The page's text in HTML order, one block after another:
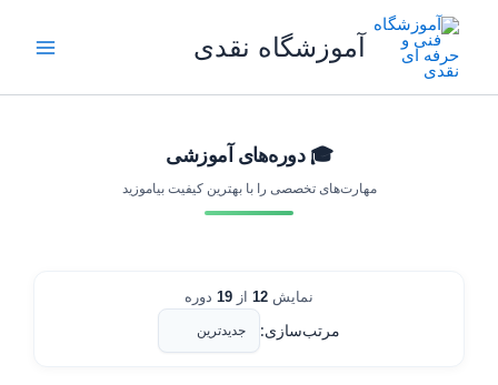
آموزشگاه نقدی
🎓 دوره‌های آموزشی
مهارت‌های تخصصی را با بهترین کیفیت بیاموزید
نمایش 12 از 19 دوره
مرتب‌سازی: